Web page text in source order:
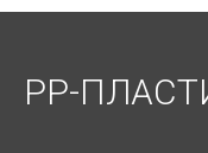
PP-